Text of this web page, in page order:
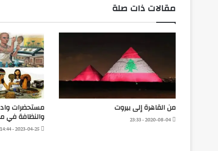
مقالات ذات صلة
من القاهرة إلى بيروت
2020-08-04 - 23:33
مستحضرات
والنظافة في
2023-04-25 - 14:44